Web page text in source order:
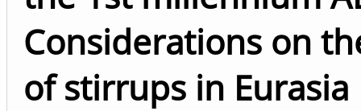
Considerations on
of stirrups in Eurasia